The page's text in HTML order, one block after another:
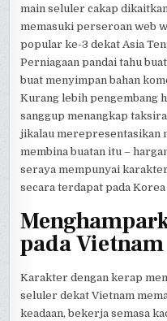
main seluler cakap
memasuki perseroan web
popular ke-3 dekat Asia
Perniagaan pandai tahu
buat menyimpan bahan
Kurang lebih pengembang
sanggup menangkap
jikalau merepresentasikan
membina buatan itu –
seraya mempunyai
secara terdapat pada
pada Vietnam
Karakter dengan kerap
seluler dekat Vietnam
keadaan, bekerja semasa